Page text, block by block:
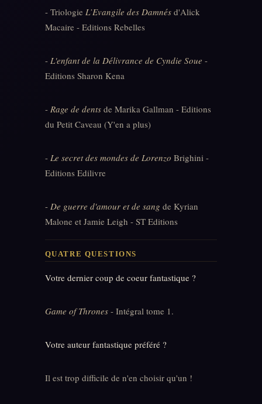
- Triologie L’Evangile des Damnésd'Alick
Macaire - Editions Rebelles
- L'enfant de la Délivrance de Cyndie Soue -
Editions Sharon Kena
- Rage de dentsde Marika Gallman - Editions
du Petit Caveau (Y'en a plus)
- Le secret des mondes de Lorenzo Brighini -
Editions Edilivre
- De guerre d'amour et de sang de Kyrian
Malone et Jamie Leigh - ST Editions
QUATRE QUESTIONS
Votre dernier coup de coeur fantastique ?
Game of Thrones- Intégral tome 1.
Votre auteur fantastique préféré ?
Il est trop difficile de n'en choisir qu'un !